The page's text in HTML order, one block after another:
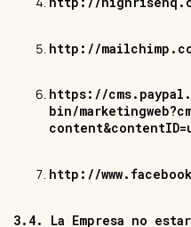
http://
https://
bin/
http://
3.4. La Empresa no